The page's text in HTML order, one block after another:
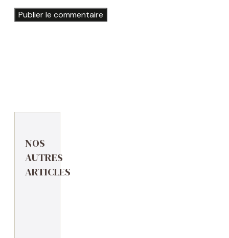
NOS
AUTRES
ARTICLES